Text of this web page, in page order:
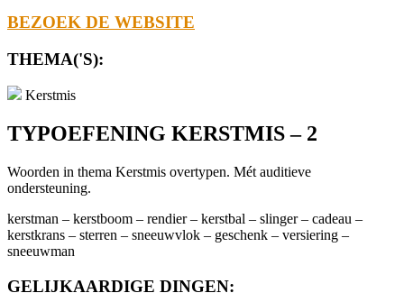
BEZOEK DE WEBSITE
THEMA('S):
Kerstmis
TYPOEFENING KERSTMIS – 2
Woorden in thema Kerstmis overtypen. Mét auditieve
ondersteuning.
kerstman – kerstboom – rendier – kerstbal – slinger – cadeau –
kerstkrans – sterren – sneeuwvlok – geschenk – versiering –
sneeuwman
GELIJKAARDIGE DINGEN: